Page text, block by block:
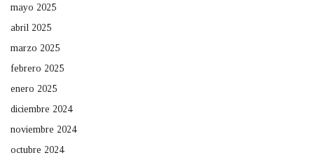
mayo 2025
abril 2025
marzo 2025
febrero 2025
enero 2025
diciembre 2024
noviembre 2024
octubre 2024